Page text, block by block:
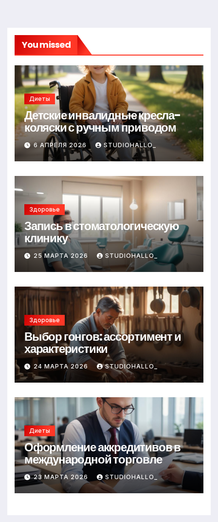
You missed
Диеты
Детские инвалидные кресла-
коляски с ручным приводом
6 АПРЕЛЯ 2026 STUDIOHALLO_
Здоровье
Запись в стоматологическую
клинику
25 МАРТА 2026 STUDIOHALLO_
Здоровье
Выбор гонгов: ассортимент и
характеристики
24 МАРТА 2026 STUDIOHALLO_
Диеты
Оформление аккредитивов в
международной торговле
23 МАРТА 2026 STUDIOHALLO_